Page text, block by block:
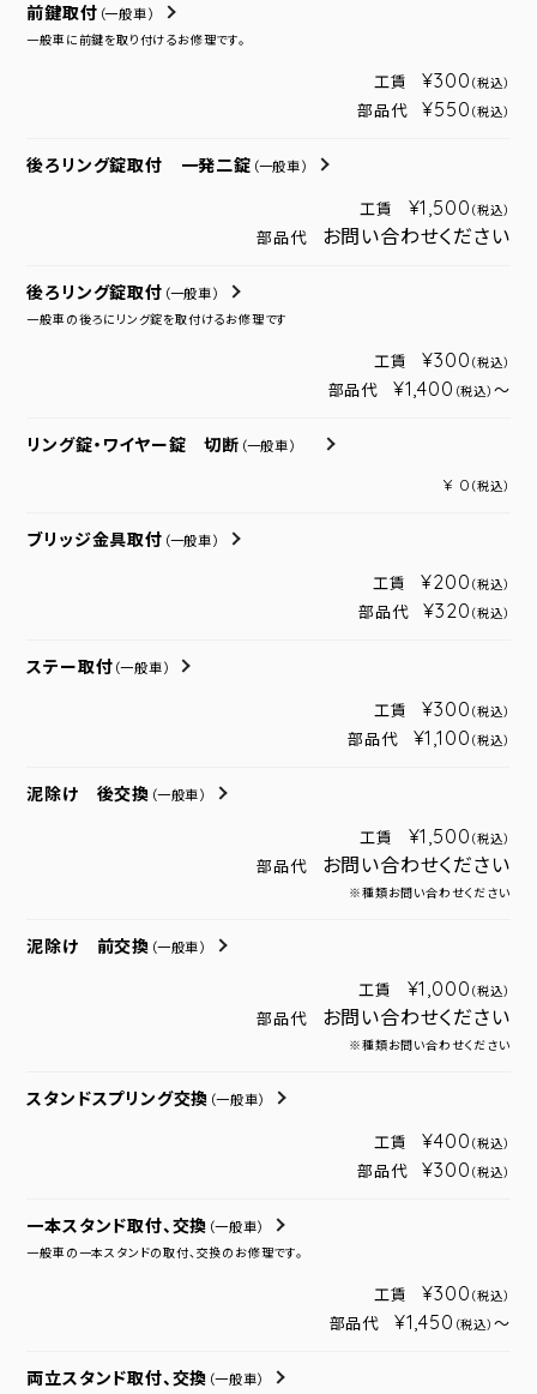
前鍵取付 （一般車）
一般車に前鍵を取り付けるお修理です。
工賃 ¥300 （税込）
部品代 ¥550 （税込）
後ろリング錠取付 一発二錠 （一般車）
工賃 ¥1,500 （税込）
部品代 お問い合わせください
後ろリング錠取付 （一般車）
一般車の後ろにリング錠を取付けるお修理です
工賃 ¥300 （税込）
部品代 ¥1,400 （税込） ～
リング錠・ワイヤー錠 切断 （一般車）
¥ 0 （税込）
ブリッジ金具取付 （一般車）
工賃 ¥200 （税込）
部品代 ¥320 （税込）
ステー取付 （一般車）
工賃 ¥300 （税込）
部品代 ¥1,100 （税込）
泥除け 後交換 （一般車）
工賃 ¥1,500 （税込）
部品代 お問い合わせください
※種類お問い合わせください
泥除け 前交換 （一般車）
工賃 ¥1,000 （税込）
部品代 お問い合わせください
※種類お問い合わせください
スタンドスプリング交換 （一般車）
工賃 ¥400 （税込）
部品代 ¥300 （税込）
一本スタンド取付、交換 （一般車）
一般車の一本スタンドの取付、交換のお修理です。
工賃 ¥300 （税込）
部品代 ¥1,450 （税込） ～
両立スタンド取付、交換 （一般車）